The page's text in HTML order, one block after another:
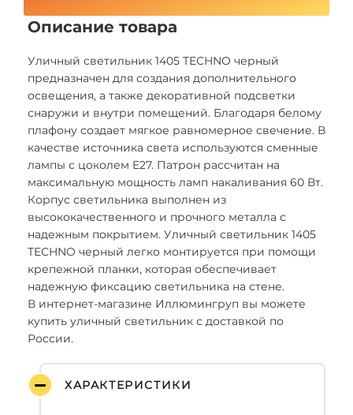
Описание товара
Уличный светильник 1405 TECHNO черный
предназначен для создания дополнительного
освещения, а также декоративной подсветки
снаружи и внутри помещений. Благодаря белому
плафону создает мягкое равномерное свечение. В
качестве источника света используются сменные
лампы с цоколем E27. Патрон рассчитан на
максимальную мощность ламп накаливания 60 Вт.
Корпус светильника выполнен из
высококачественного и прочного металла с
надежным покрытием. Уличный светильник 1405
TECHNO черный легко монтируется при помощи
крепежной планки, которая обеспечивает
надежную фиксацию светильника на стене.
В интернет-магазине Иллюмингруп вы можете
купить уличный светильник с доставкой по
России.
ХАРАКТЕРИСТИКИ